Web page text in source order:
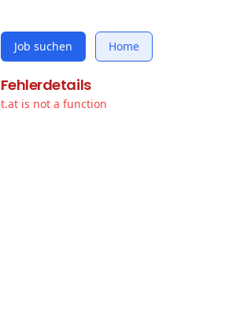
Job suchen Home
Fehlerdetails
t.at is not a function